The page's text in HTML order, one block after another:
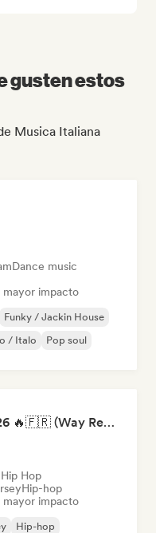
gusten estos
Musica Italiana
Dance music
mayor impacto
Funky / Jackin House
/ Italo Pop soul
RAP FRANÇAIS 2026 🔥🇫🇷 (Way Records)
Hop
Hip-hop
mayor impacto
Hip-hop